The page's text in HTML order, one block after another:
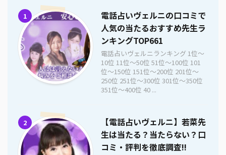
1
電話占いヴェルニの口コミで
人気の当たるおすすめ先生ラ
ンキングTOP661
電話占いヴェルニランキング 1位〜
10位 11位〜50位 51位〜100位 101
位〜150位 151位〜200位 201位〜
250位 251位〜300位 301位〜350位
351位〜400位 40 ...
2
【電話占いヴェルニ】若菜先
生は当たる？当たらない？口
コミ・評判を徹底調査!!